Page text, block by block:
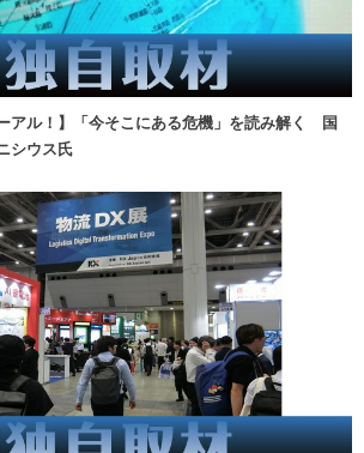
アル！】「今そこにある危機」を読み解く 国
シウス氏